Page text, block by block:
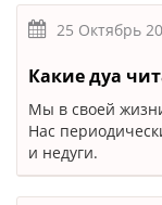
25 Октябрь
Какие дуа
Мы в своей
Нас
и недуги.